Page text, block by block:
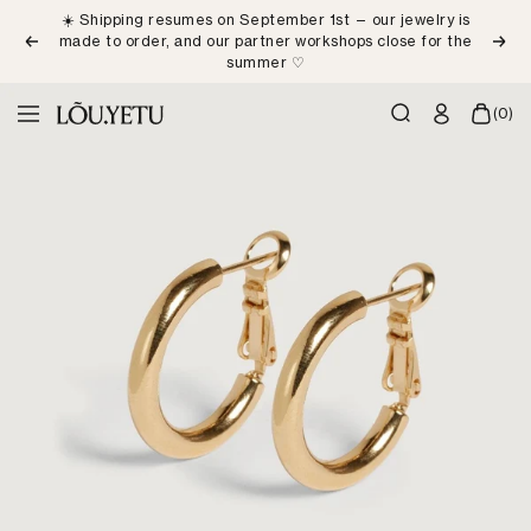
contentPrevious
☀️ Shipping resumes on September 1st — our jewelry is
made to order, and our partner workshops close for the
summer ♡
Next
NavigationLÕU.YETU
(0)